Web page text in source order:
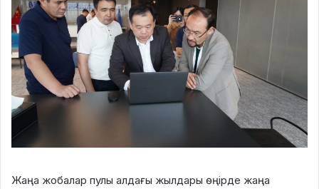
Жаңа жобалар пулы алдағы жылдары өңірде жаңа